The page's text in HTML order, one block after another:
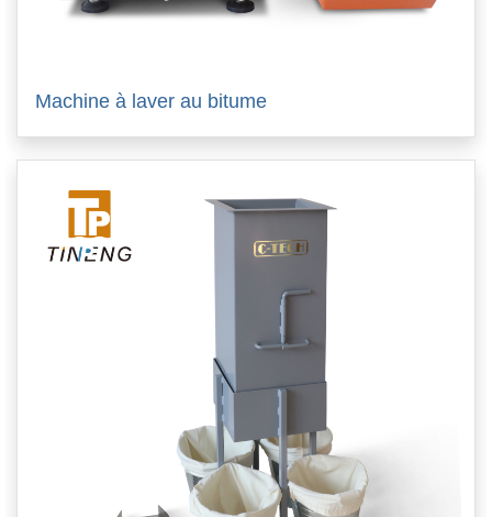
Machine à laver au bitume